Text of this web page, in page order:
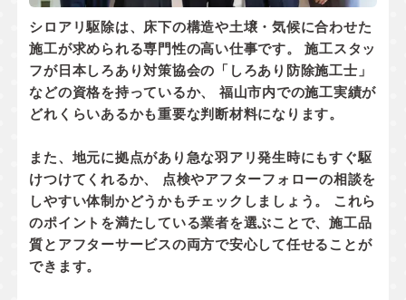
シロアリ駆除は、床下の構造や土壌・気候に合わせた
施工が求められる専門性の高い仕事です。 施工スタッ
フが日本しろあり対策協会の「しろあり防除施工士」
などの資格を持っているか、 福山市内での施工実績が
どれくらいあるかも重要な判断材料になります。
また、地元に拠点があり 急な羽アリ発生時にもすぐ駆
けつけてくれるか、 点検やアフターフォローの相談を
しやすい体制かどうかもチェックしましょう。 これら
のポイントを満たしている業者を選ぶことで、施工品
質とアフターサービスの両方で安心して任せることが
できます。